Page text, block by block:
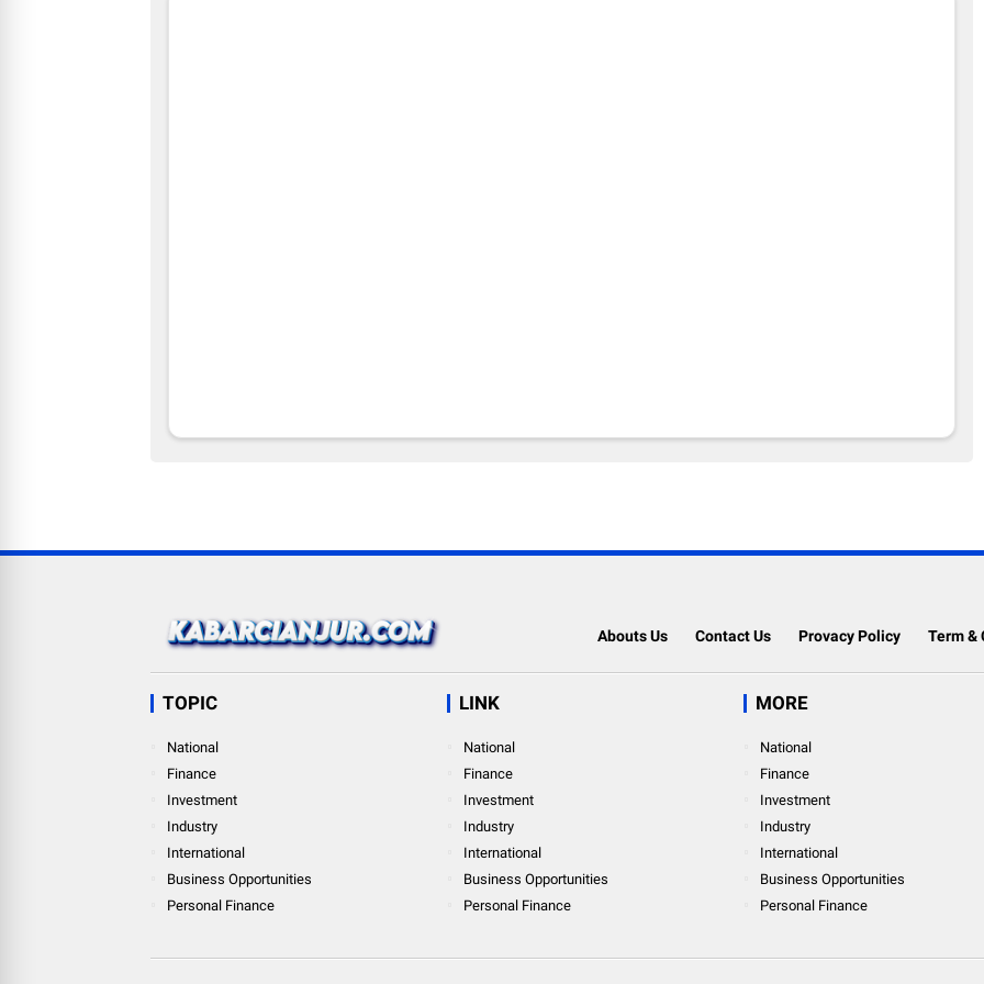
Abouts Us Contact Us Provacy Policy Term &
TOPIC
National
Finance
Investment
Industry
International
Business Opportunities
Personal Finance
LINK
National
Finance
Investment
Industry
International
Business Opportunities
Personal Finance
MORE
National
Finance
Investment
Industry
International
Business Opportunities
Personal Finance